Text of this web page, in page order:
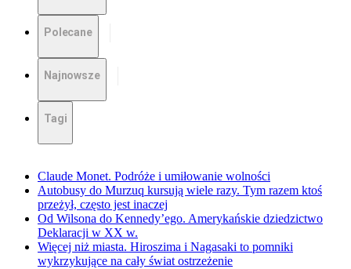
Polecane
Najnowsze
Tagi
Claude Monet. Podróże i umiłowanie wolności
Autobusy do Murzuq kursują wiele razy. Tym razem ktoś
przeżył, często jest inaczej
Od Wilsona do Kennedy’ego. Amerykańskie dziedzictwo
Deklaracji w XX w.
Więcej niż miasta. Hiroszima i Nagasaki to pomniki
wykrzykujące na cały świat ostrzeżenie